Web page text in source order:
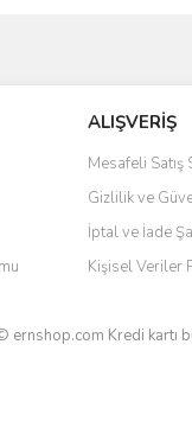
bozuk veya
eksik bilgiler
hatalar bulunuyor.
sitelerden daha pahalı.
farklı alternatifler
ALIŞVERİŞ
Mesafeli Satış
Gizlilik ve
İptal ve İade
Kişisel Veriler
ernshop.com Kredi kartı